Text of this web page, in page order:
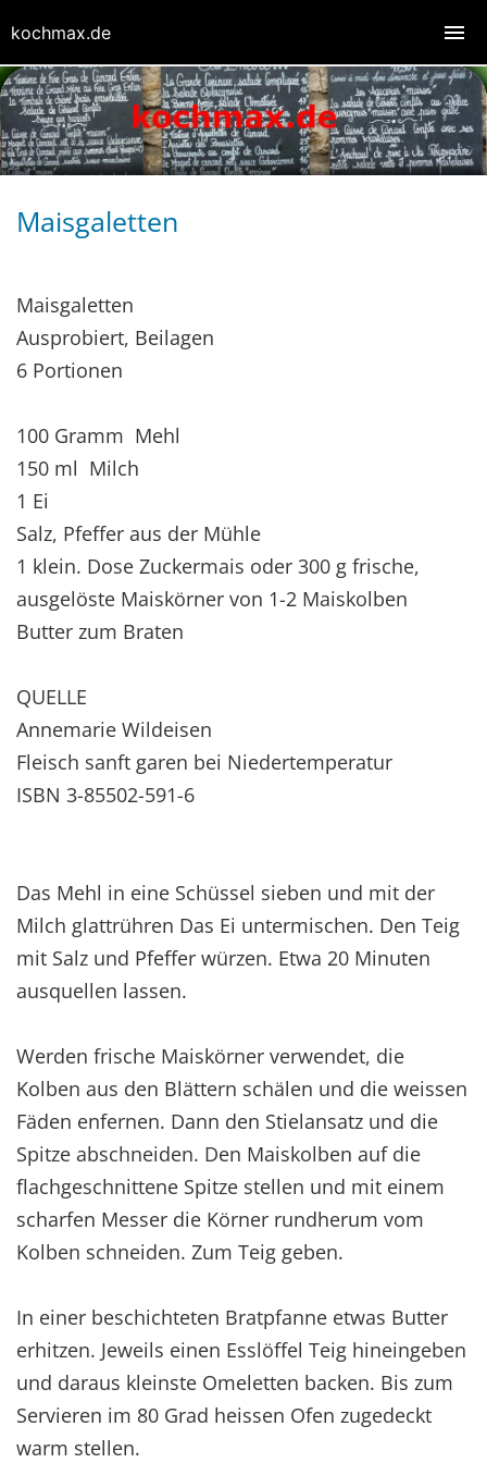
Maisgaletten
Maisgaletten
Ausprobiert, Beilagen
6 Portionen
100 Gramm Mehl
150 ml Milch
1 Ei
Salz, Pfeffer aus der Mühle
1 klein. Dose Zuckermais oder 300 g frische,
ausgelöste Maiskörner von 1-2 Maiskolben
Butter zum Braten
QUELLE
Annemarie Wildeisen
Fleisch sanft garen bei Niedertemperatur
ISBN 3-85502-591-6
Das Mehl in eine Schüssel sieben und mit der
Milch glattrühren Das Ei untermischen. Den Teig
mit Salz und Pfeffer würzen. Etwa 20 Minuten
ausquellen lassen.
Werden frische Maiskörner verwendet, die
Kolben aus den Blättern schälen und die weissen
Fäden enfernen. Dann den Stielansatz und die
Spitze abschneiden. Den Maiskolben auf die
flachgeschnittene Spitze stellen und mit einem
scharfen Messer die Körner rundherum vom
Kolben schneiden. Zum Teig geben.
In einer beschichteten Bratpfanne etwas Butter
erhitzen. Jeweils einen Esslöffel Teig hineingeben
und daraus kleinste Omeletten backen. Bis zum
Servieren im 80 Grad heissen Ofen zugedeckt
warm stellen.
kochmax.de